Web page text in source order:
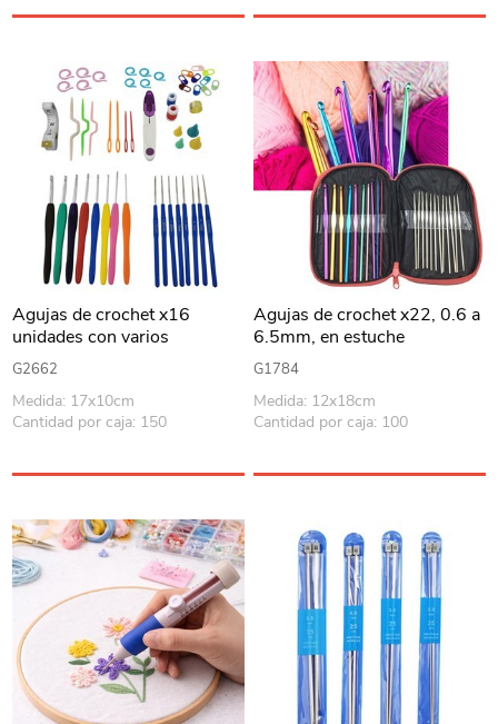
Agujas de crochet x16
unidades con varios
accesorios, en caja de
plástico
G2662
Medida: 17x10cm
Cantidad por caja: 150
Agujas de crochet x22, 0.6 a
6.5mm, en estuche
G1784
Medida: 12x18cm
Cantidad por caja: 100